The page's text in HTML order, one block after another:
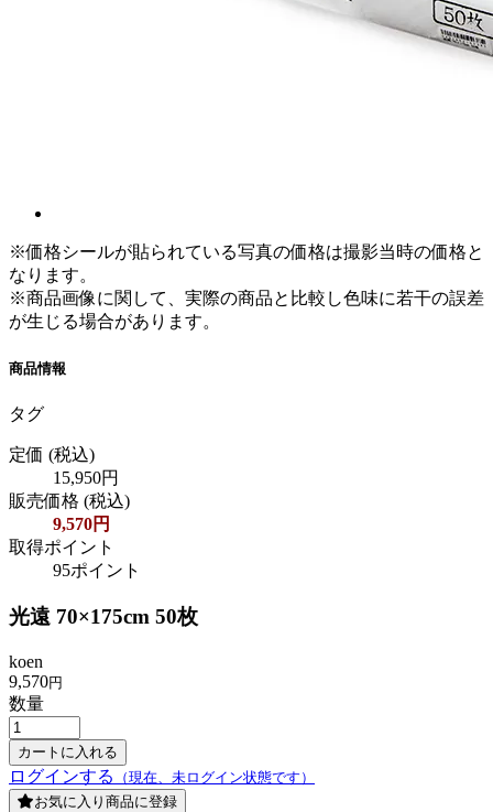
※価格シールが貼られている写真の価格は撮影当時の価格と
なります。
※商品画像に関して、実際の商品と比較し色味に若干の誤差
が生じる場合があります。
商品情報
タグ
定価 (税込)
15,950円
販売価格 (税込)
9,570円
取得ポイント
95ポイント
光遠 70×175cm 50枚
koen
9,570円
数量
ログインする
（現在、未ログイン状態です）
お気に入り商品に登録